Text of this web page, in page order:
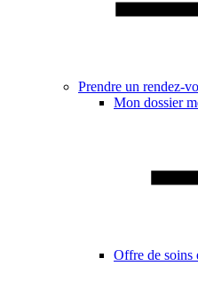
Prendre un rendez-
Mon dossier
Offre de soins